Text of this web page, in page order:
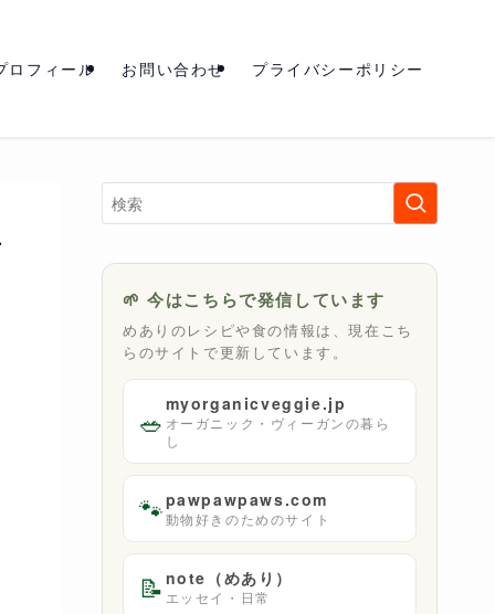
ロフィール お問い合わせ プライバシーポリシー
🌱 今はこちらで発信しています
めありのレシピや食の情報は、現在こち
らのサイトで更新しています。
🥗
myorganicveggie.jp
オーガニック・ヴィーガンの暮ら
し
🐾pawpawpaws.com
動物好きのためのサイト
📝 note（めあり）
エッセイ・日常